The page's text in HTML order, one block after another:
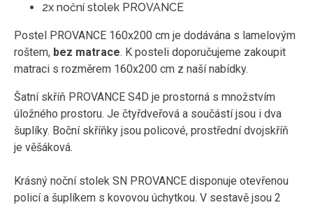
2x noční stolek PROVANCE
Postel PROVANCE 160x200 cm je dodávána s lamelovým
roštem, bez matrace. K posteli doporučujeme zakoupit
matraci s rozměrem 160x200 cm z naší nabídky.
Šatní skříň PROVANCE S4D je prostorná s množstvím
úložného prostoru. Je čtyřdveřová a součástí jsou i dva
šuplíky. Boční skříňky jsou policové, prostřední dvojskříň
je věšáková.
Krásný noční stolek SN PROVANCE disponuje otevřenou
policí a šuplíkem s kovovou úchytkou. V sestavě jsou 2